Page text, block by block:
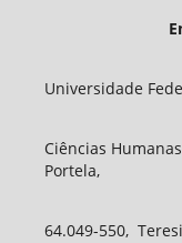
Universidade
Ciências
Portela,
64.049-550,